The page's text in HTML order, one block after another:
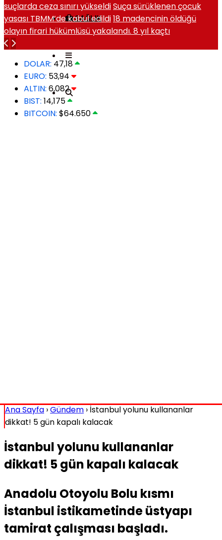
SAĞLIK
suçlarda ceza sınırı yükseldiSuça sürüklenen çocuk
yasası TBMM’de kabul edildi18 madencinin öldüğü
olayın firari hükümlüsü yakalandı. 8 yıl kaçtı
DOLAR: 47,18
EURO: 53,94
ALTIN: 6,082
BIST: 14,175
BITCOIN: $64.650
Ana Sayfa ›Gündem › İstanbul yolunu kullananlar
dikkat! 5 gün kapalı kalacak
İstanbul yolunu kullananlar
dikkat! 5 gün kapalı kalacak
Anadolu Otoyolu Bolu kısmı
İstanbul istikametinde üstyapı
tamirat çalışması başladı.